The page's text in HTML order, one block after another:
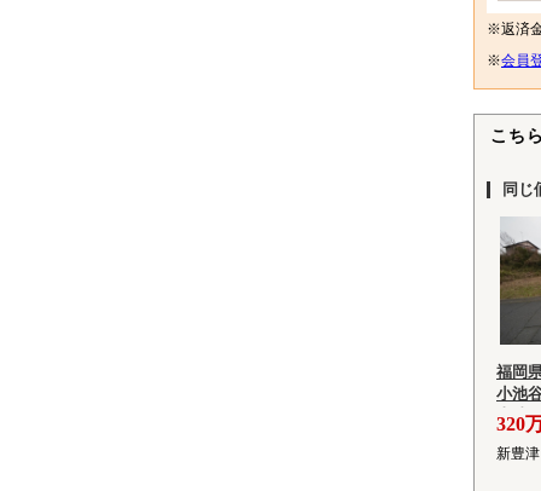
※返済
※会員
こち
同じ
福岡
小池
土地
320
新豊